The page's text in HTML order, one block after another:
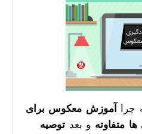
چرا
آموزش معکوس برای
متفاوته و بعد توصیه